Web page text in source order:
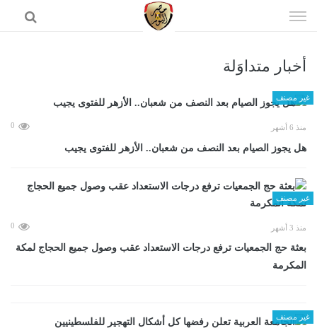
الى
أخبار متداوَلة
غير مصنف
منذ 6 أشهر 0
هل يجوز الصيام بعد النصف من شعبان.. الأزهر للفتوى يجيب
غير مصنف
منذ 3 أشهر 0
بعثة حج الجمعيات ترفع درجات الاستعداد عقب وصول جميع الحجاج لمكة
المكرمة
غير مصنف